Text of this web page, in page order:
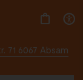
71 6067 Absam